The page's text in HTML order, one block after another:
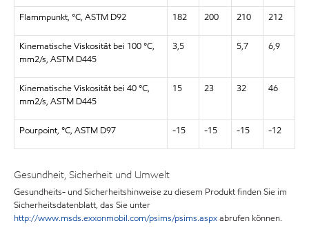
Flammpunkt, °C, ASTM D92 182 200 210 212
Kinematische Viskosität bei 100 °C,
mm2/s, ASTM D445
3,5 5,7 6,9
Kinematische Viskosität bei 40 °C,
mm2/s, ASTM D445
15 23 32 46
Pourpoint, °C, ASTM D97 -15 -15 -15 -12
Gesundheit, Sicherheit und Umwelt
Gesundheits- und Sicherheitshinweise zu diesem Produkt finden Sie im
Sicherheitsdatenblatt, das Sie unter
http://www.msds.exxonmobil.com/psims/psims.aspxabrufen können.